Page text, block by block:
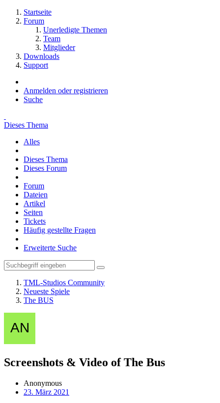
Startseite
Forum
Unerledigte Themen
Team
Mitglieder
Downloads
Support
Anmelden oder registrieren
Suche
Dieses Thema
Alles
Dieses Thema
Dieses Forum
Forum
Dateien
Artikel
Seiten
Tickets
Häufig gestellte Fragen
Erweiterte Suche
TML-Studios Community
Neueste Spiele
The BUS
Screenshots & Video of The Bus
Anonymous
23. März 2021